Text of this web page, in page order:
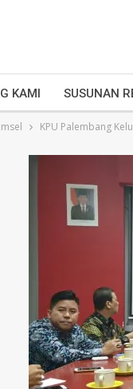
KAMI SUSUNAN
KPU Palembang